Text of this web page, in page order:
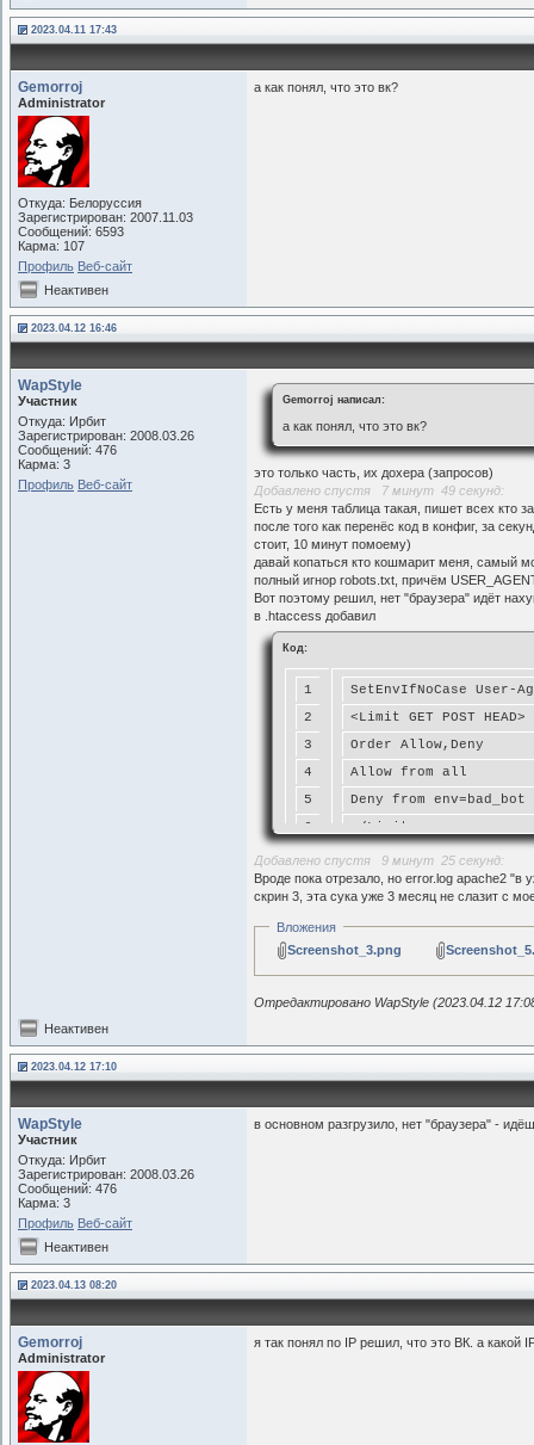
2023.04.11 17:43
Gemorroj
Administrator
Откуда: Белоруссия
Зарегистрирован: 2007.11.03
Сообщений: 6593
Карма: 107
Профиль Веб-сайт
а как понял, что это вк?
Неактивен
2023.04.12 16:46
WapStyle
Участник
Откуда: Ирбит
Зарегистрирован: 2008.03.26
Сообщений: 476
Карма: 3
Профиль Веб-сайт
Gemorroj написал:
а как понял, что это вк?
это только часть, их дохера (запросов)
Добавлено спустя 7 минут 49 секунд:
Есть у меня таблица такая, пишет всех кто
после того как перенёс код в конфиг, за
стоит, 10 минут помоему)
давай копаться кто кошмарит меня, самый
полный игнор robots.txt, причём
Вот поэтому решил, нет "браузера" идёт
в .htaccess добавил
Код:
1
2
3
4
5
6
SetEnvIfNoCase User-
<Limit GET POST HEAD>
Order Allow,Deny
Allow from all
Deny from env=bad_bot
</Limit>
Добавлено спустя 9 минут 25 секунд:
Вроде пока отрезало, но error.log apache2 "в
скрин 3, эта сука уже 3 месяц не слазит с
Вложения
Screenshot_3.png
Отредактировано WapStyle (2023.04.12
Неактивен
2023.04.12 17:10
WapStyle
Участник
Откуда: Ирбит
Зарегистрирован: 2008.03.26
Сообщений: 476
Карма: 3
Профиль Веб-сайт
в основном разгрузило, нет "браузера" -
Неактивен
2023.04.13 08:20
Gemorroj
Administrator
я так понял по IP решил, что это ВК. а какой